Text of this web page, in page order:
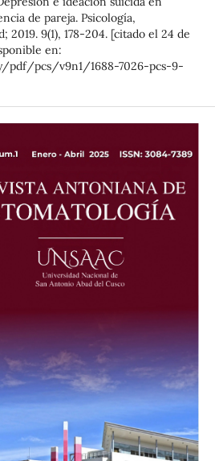
de pareja. Psicología,
2019. 9(1), 178-204. [citado el 24 de
en:
pdf/pcs/v9n1/1688-7026-pcs-9-